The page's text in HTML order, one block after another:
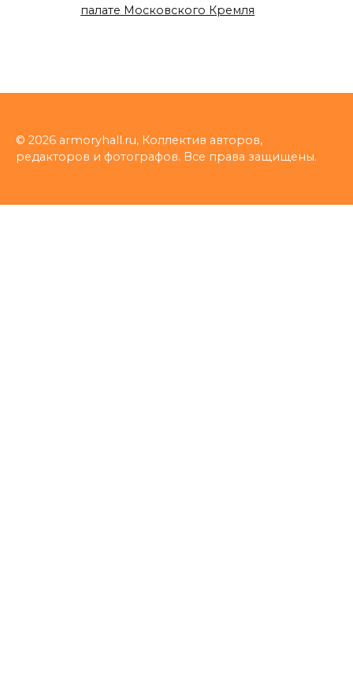
палате Московского Кремля
© 2026 armoryhall.ru, Коллектив авторов,
редакторов и фотографов. Все права защищены.